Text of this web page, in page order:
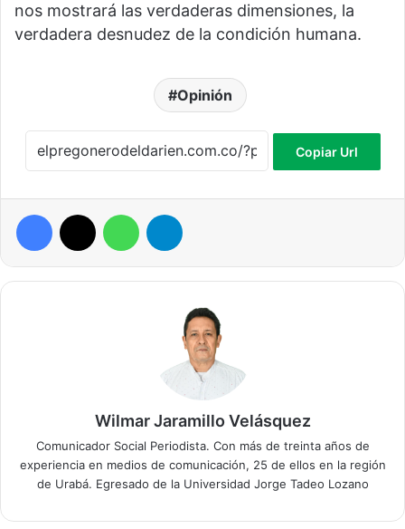
nos mostrará las verdaderas dimensiones, la
verdadera desnudez de la condición humana.
Opinión
Copiar Url
Facebook WhatsApp
Wilmar Jaramillo Velásquez
Comunicador Social Periodista. Con más de treinta años de
experiencia en medios de comunicación, 25 de ellos en la región
de Urabá. Egresado de la Universidad Jorge Tadeo Lozano